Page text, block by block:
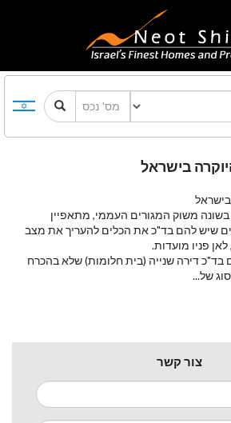
בישראל
בשונה משוק המגורים העממי, מתאפיין
שיש להם בד"כ את הכלים להעריך את מצב
פניו מועדות.
בד"כ דירה שנייה (בית חלומות) שלא בהכרח
של...
צור קשר